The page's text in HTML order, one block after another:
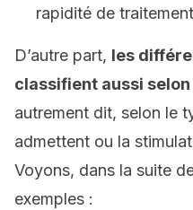
rapidité de traitement
D’autre part, les
classifient aussi
autrement dit, selon le
admettent ou la
Voyons, dans la suite
exemples :